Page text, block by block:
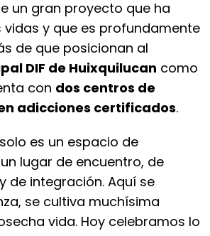
un gran proyecto que ha
y que es profundamente
de que posicionan al
DIF de Huixquilucan como
con dos centros de
adicciones certificados.
es un espacio de
lugar de encuentro, de
de integración. Aquí se
se cultiva muchísima
vida. Hoy celebramos lo